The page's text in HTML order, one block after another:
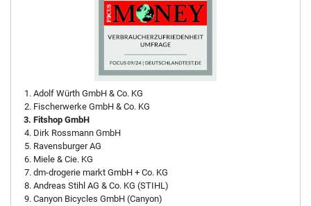
Adolf Würth GmbH & Co. KG
Fischerwerke GmbH & Co. KG
Fitshop GmbH
Dirk Rossmann GmbH
Ravensburger AG
Miele & Cie. KG
dm-drogerie markt GmbH + Co. KG
Andreas Stihl AG & Co. KG (STIHL)
Canyon Bicycles GmbH (Canyon)